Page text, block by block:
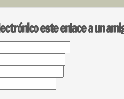
este enlace a un